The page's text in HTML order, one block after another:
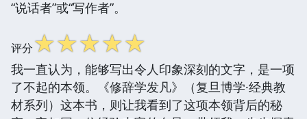
“说话者”或“写作者”。
评分☆☆☆☆☆
我一直认为，能够写出令人印象深刻的文字，是一项
了不起的本领。《修辞学发凡》（复旦博学·经典教
材系列）这本书，则让我看到了这项本领背后的秘